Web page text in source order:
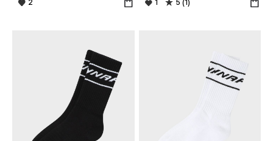
2 1 5 (1)